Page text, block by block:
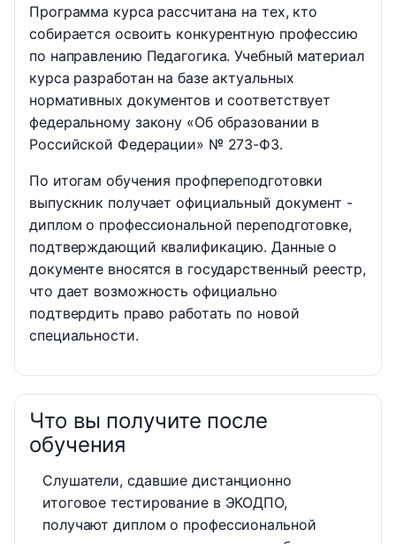
Программа курса рассчитана на тех, кто
собирается освоить конкурентную профессию
по направлению Педагогика. Учебный материал
курса разработан на базе актуальных
нормативных документов и соответствует
федеральному закону «Об образовании в
Российской Федерации» № 273-ФЗ.
По итогам обучения профпереподготовки
выпускник получает официальный документ -
диплом о профессиональной переподготовке,
подтверждающий квалификацию. Данные о
документе вносятся в государственный реестр,
что дает возможность официально
подтвердить право работать по новой
специальности.
Что вы получите после
обучения
Слушатели, сдавшие дистанционно
итоговое тестирование в ЭКОДПО,
получают диплом о профессиональной